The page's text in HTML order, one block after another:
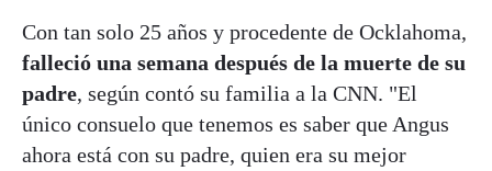
Con tan solo 25 años y procedente de Ocklahoma,
falleció una semana después de la muerte de su
padre, según contó su familia a la CNN. "El
único consuelo que tenemos es saber que Angus
ahora está con su padre, quien era su mejor